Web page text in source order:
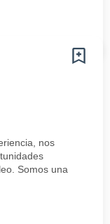
nos
Somos una